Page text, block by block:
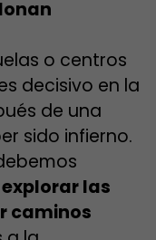
o centros
decisivo en la
de una
sido infierno.
explorar las
caminos